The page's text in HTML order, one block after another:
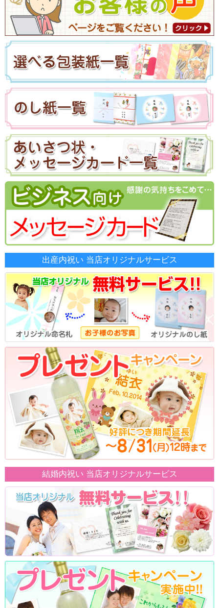
出産内祝い 当店オリジナルサービス
結婚内祝い 当店オリジナルサービス